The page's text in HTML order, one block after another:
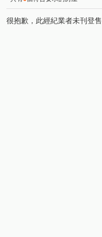
很抱歉，此經紀業者未刊登售